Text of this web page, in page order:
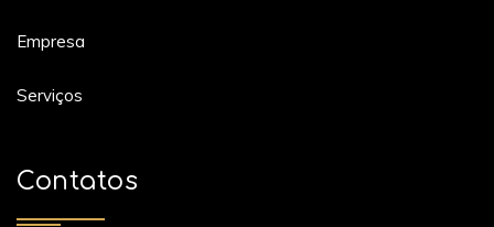
Empresa
Serviços
Contatos